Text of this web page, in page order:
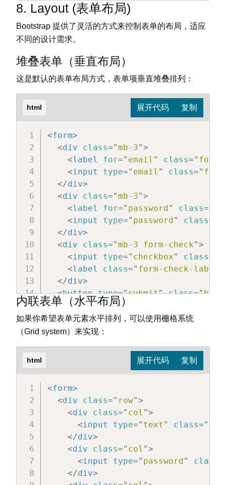
8. Layout (表单布局)
Bootstrap 提供了灵活的方式来控制表单的布局，适应
不同的设计需求。
堆叠表单（垂直布局）
这是默认的表单布局方式，表单项垂直堆叠排列：
html
<form>
<div class="mb-3">
<label for=" email " class="
<input type=" email " class="
</div>
<div class="mb-3">
<label for=" password" class=
<input type=" password" class=
</div>
<div class="mb-3 form-check">
<input type=" checkbox" class=
<label class=" form-check-label
</div>
<button type="submit" class="btn
</form>
内联表单（水平布局）
如果你希望表单元素水平排列，可以使用栅格系统
（Grid system）来实现：
html
<form>
<div class=" row">
<div class=" col ">
<input type=" text " class="
</div>
<div class=" col ">
<input type=" password" class
</div>